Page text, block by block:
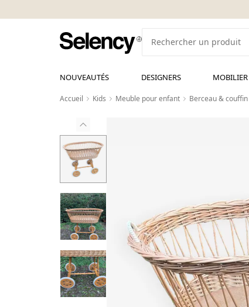
NOUVEAUTÉS DESIGNERS MOBILIER
Accueil Kids Meuble pour enfant Berceau & couffin